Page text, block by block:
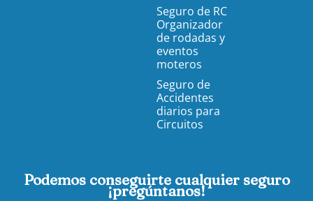
Seguro de RC
Organizador
de rodadas y
eventos
moteros
Seguro de
Accidentes
diarios para
Circuitos
Podemos conseguirte cualquier seguro
¡pregúntanos!